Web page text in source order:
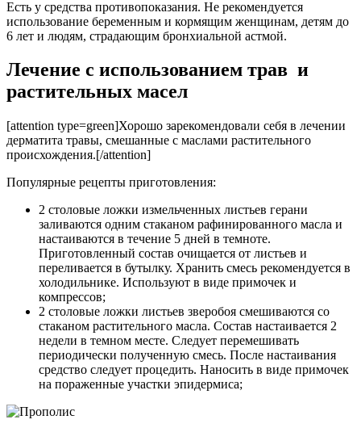
Есть у средства противопоказания. Не рекомендуется
использование беременным и кормящим женщинам, детям до
6 лет и людям, страдающим бронхиальной астмой.
Лечение с использованием трав и
растительных масел
[attention type=green]Хорошо зарекомендовали себя в лечении
дерматита травы, смешанные с маслами растительного
происхождения.[/attention]
Популярные рецепты приготовления:
2 столовые ложки измельченных листьев герани
заливаются одним стаканом рафинированного масла и
настаиваются в течение 5 дней в темноте.
Приготовленный состав очищается от листьев и
переливается в бутылку. Хранить смесь рекомендуется в
холодильнике. Используют в виде примочек и
компрессов;
2 столовые ложки листьев зверобоя смешиваются со
стаканом растительного масла. Состав настаивается 2
недели в темном месте. Следует перемешивать
периодически полученную смесь. После настаивания
средство следует процедить. Наносить в виде примочек
на пораженные участки эпидермиса;